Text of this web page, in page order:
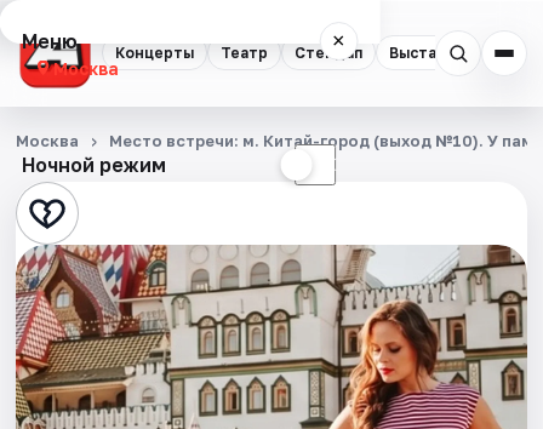
Концерты Театр Стендап Выставки
Меню ×
Москва
Концерты
Театр
Стендап
Выставки
Квесты
Экскурсии
Ночной режим ☾
Москва Место встречи: м. Китай-город (выход №10). У